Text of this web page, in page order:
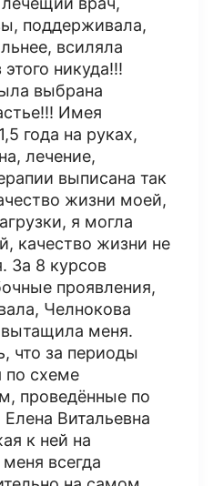
поддерживала,
всиляла
никуда!!!
выбрана
Имея
года на руках,
лечение,
выписана так
жизни моей,
я могла
качество жизни не
За 8 курсов
проявления,
Челнокова
вытащила меня.
что за периоды
по схеме
проведённые по
Витальевна
к ней на
всегда